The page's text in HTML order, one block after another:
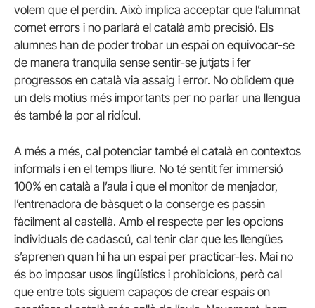
volem que el perdin. Això implica acceptar que l’alumnat
comet errors i no parlarà el català amb precisió. Els
alumnes han de poder trobar un espai on equivocar-se
de manera tranquila sense sentir-se jutjats i fer
progressos en català via assaig i error. No oblidem que
un dels motius més importants per no parlar una llengua
és també la por al ridícul.
A més a més, cal potenciar també el català en contextos
informals i en el temps lliure. No té sentit fer immersió
100% en català a l’aula i que el monitor de menjador,
l’entrenadora de bàsquet o la conserge es passin
fàcilment al castellà. Amb el respecte per les opcions
individuals de cadascú, cal tenir clar que les llengües
s’aprenen quan hi ha un espai per practicar-les. Mai no
és bo imposar usos lingüístics i prohibicions, però cal
que entre tots siguem capaços de crear espais on